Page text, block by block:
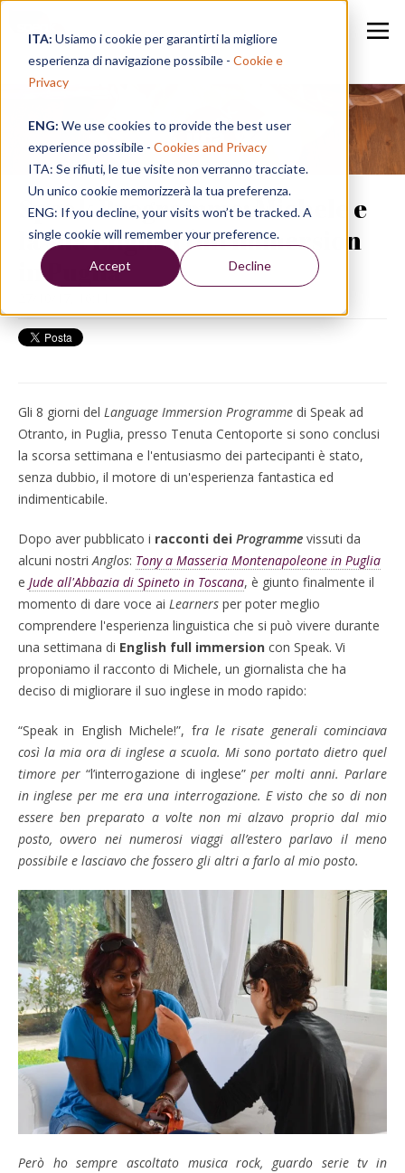
ITA: Usiamo i cookie per garantirti la migliore
esperienza di navigazione possibile - Cookie e
Privacy
ENG: We use cookies to provide the best user
experience possibile - Cookies and Privacy
ITA: Se rifiuti, le tue visite non verranno tracciate.
Un unico cookie memorizzerà la tua preferenza.
ENG: If you decline, your visits won’t be tracked. A
single cookie will remember your preference.
Accept Decline
Speak in a Week
Speak Programme: Michele e
la sua English full immersion
in Puglia
Gli 8 giorni del Language Immersion Programme di Speak ad
Otranto, in Puglia, presso Tenuta Centoporte si sono conclusi
la scorsa settimana e l'entusiasmo dei partecipanti è stato,
senza dubbio, il motore di un'esperienza fantastica ed
indimenticabile.
Dopo aver pubblicato i racconti dei Programme vissuti da
alcuni nostriAnglos: Tony a Masseria Montenapoleone in Puglia
e Jude all'Abbazia di Spineto in Toscana, è giunto finalmente il
momento di dare voce ai Learners per poter meglio
comprendere l'esperienza linguistica che si può vivere durante
una settimana di English full immersion con Speak. Vi
proponiamo il racconto di Michele, un giornalista che ha
deciso di migliorare il suo inglese in modo rapido:
“Speak in English Michele!”, fra le risate generali cominciava
così la mia ora di inglese a scuola. Mi sono portato dietro quel
timore per “l’interrogazione di inglese”per molti anni. Parlare
in inglese per me era una interrogazione. E visto che so di non
essere ben preparato a volte non mi alzavo proprio dal mio
posto, ovvero nei numerosi viaggi all’estero parlavo il meno
possibile e lasciavo che fossero gli altri a farlo al mio posto.
Però ho sempre ascoltato musica rock, guardo serie tv in